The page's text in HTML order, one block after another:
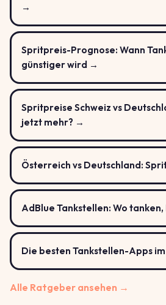
→
Spritpreis-Prognose: Wann
günstiger wird →
Spritpreise Schweiz vs
jetzt mehr? →
Österreich vs Deutschland:
AdBlue Tankstellen: Wo
Die besten Tankstellen-Apps
Alle Ratgeber ansehen →